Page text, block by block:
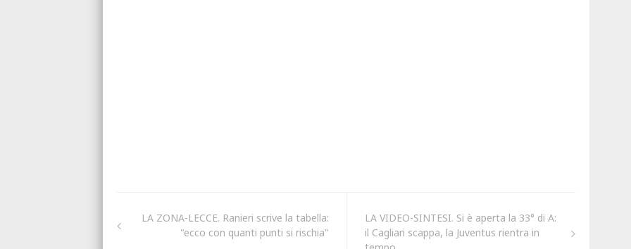
LA ZONA-LECCE. Ranieri scrive la tabella:
"ecco con quanti punti si rischia"
LA VIDEO-SINTESI. Si è aperta la 33° di A:
il Cagliari scappa, la Juventus rientra in